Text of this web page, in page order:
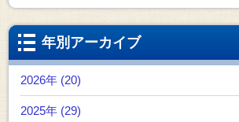
年別アーカイブ
2026年 (20)
2025年 (29)